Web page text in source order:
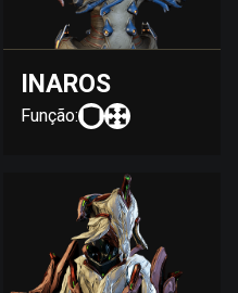
INAROS
Função: